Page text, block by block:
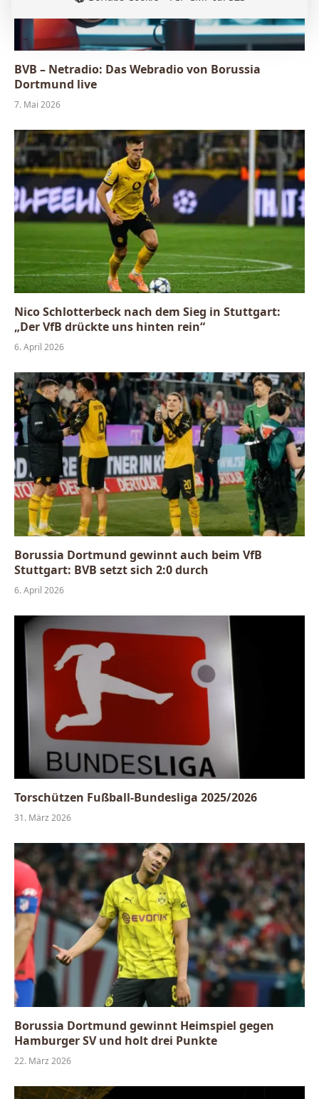
BVB – Netradio: Das Webradio von Borussia
Dortmund live
7. Mai 2026
Nico Schlotterbeck nach dem Sieg in Stuttgart:
„Der VfB drückte uns hinten rein“
6. April 2026
Borussia Dortmund gewinnt auch beim VfB
Stuttgart: BVB setzt sich 2:0 durch
6. April 2026
Torschützen Fußball-Bundesliga 2025/2026
31. März 2026
Borussia Dortmund gewinnt Heimspiel gegen
Hamburger SV und holt drei Punkte
22. März 2026